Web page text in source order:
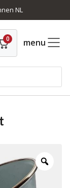
NL
0 menu